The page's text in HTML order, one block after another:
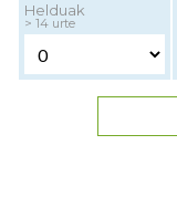
Helduak
> 14 urte